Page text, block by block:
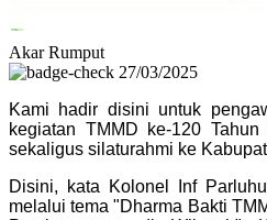
Akar Rumput
27/03/2025
Kami hadir disini untuk
kegiatan TMMD ke-120
sekaligus silaturahmi ke
Disini, kata Kolonel Inf
melalui tema "Dharma Bakti